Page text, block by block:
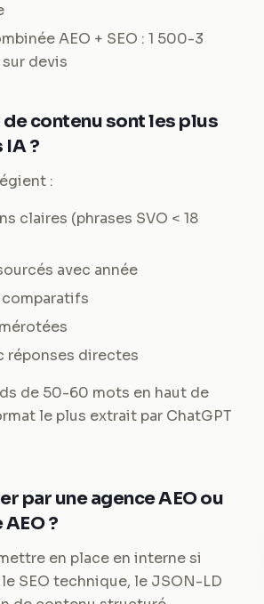
AEO + SEO : 1 500-3
devis
contenu sont les plus
IA ?
:
claires (phrases SVO < 18
avec année
réponses directes
de 50-60 mots en haut de
le plus extrait par ChatGPT
par une agence AEO ou
?
en place en interne si
SEO technique, le JSON-LD